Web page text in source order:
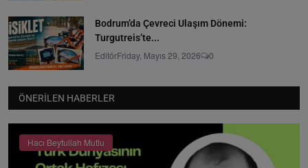
Bodrum’da Çevreci Ulaşım Dönemi:
Turgutreis’te...
EditörFriday, Mayıs 29, 2026 0
ÖNERILEN HABERLER
Hacı Beytullah Mutlu